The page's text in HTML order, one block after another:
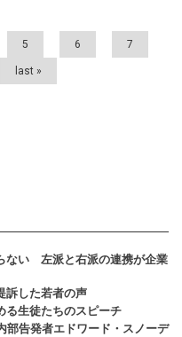
5 6 7
last »
ない 左派と右派の連携が企業
訴した若者の声
る生徒たちのスピーチ
部告発者エドワード・スノーデ